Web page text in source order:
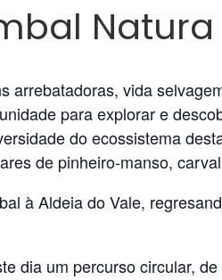
Natura
arrebatadoras, vida
para explorar e
do ecossistema
de pinheiro-manso,
à Aldeia do Vale,
dia um percurso circular,